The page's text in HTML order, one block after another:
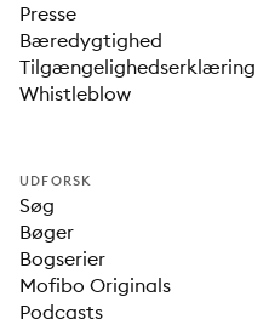
Presse
Bæredygtighed
Tilgængelighedserklæring
Whistleblow
UDFORSK
Søg
Bøger
Bogserier
Mofibo Originals
Podcasts